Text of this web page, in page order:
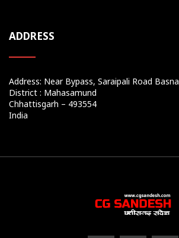
ADDRESS
Address: Near Bypass, Saraipali Road Basna
District : Mahasamund
Chhattisgarh – 493554
India